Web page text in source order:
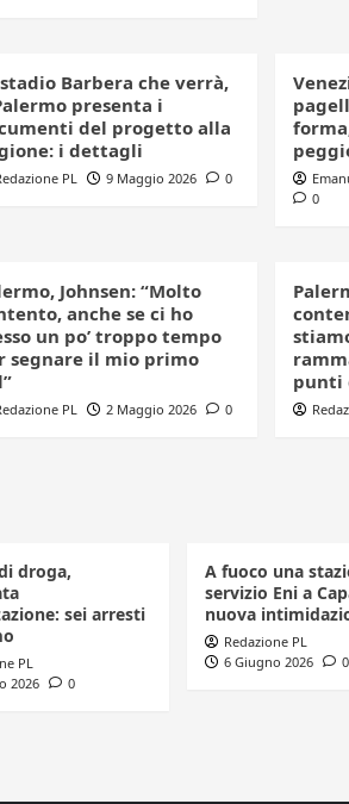
Barbera che verrà,
presenta i
del progetto alla
i dettagli
PL 9 Maggio 2026 0
0
Johnsen: “Molto
anche se ci ho
un po’ troppo tempo
segnare il mio primo
PL 2 Maggio 2026 0
punti
droga,
sei arresti
PL
2026
0
A fuoco una
servizio Eni a
nuova
Redazione PL
6 Giugno 2026
0